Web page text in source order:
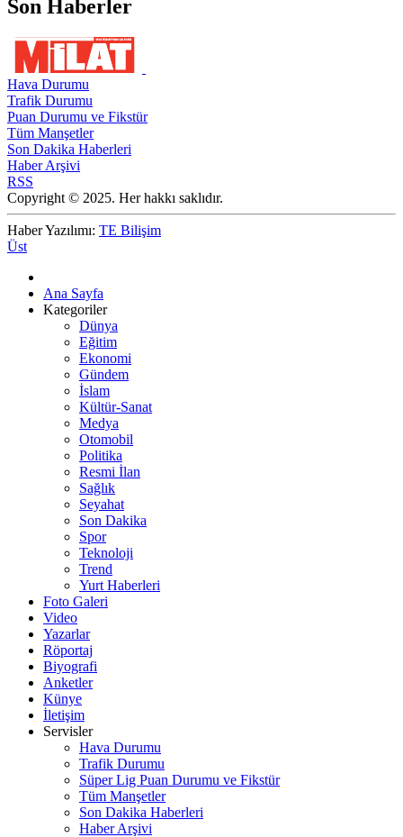
Son Haberler
Hava Durumu
Trafik Durumu
Puan Durumu ve Fikstür
Tüm Manşetler
Son Dakika Haberleri
Haber Arşivi
RSS
Copyright © 2025. Her hakkı saklıdır.
Haber Yazılımı: TE Bilişim
Üst
Ana Sayfa
Kategoriler
Dünya
Eğitim
Ekonomi
Gündem
İslam
Kültür-Sanat
Medya
Otomobil
Politika
Resmi İlan
Sağlık
Seyahat
Son Dakika
Spor
Teknoloji
Trend
Yurt Haberleri
Foto Galeri
Video
Yazarlar
Röportaj
Biyografi
Anketler
Künye
İletişim
Servisler
Hava Durumu
Trafik Durumu
Süper Lig Puan Durumu ve Fikstür
Tüm Manşetler
Son Dakika Haberleri
Haber Arşivi